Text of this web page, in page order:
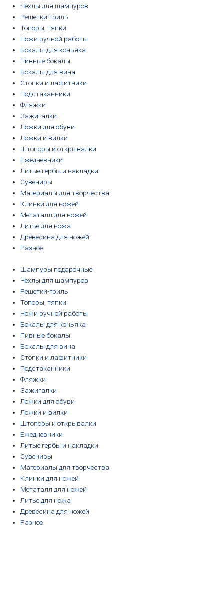
Чехлы для шампуров
Решетки-гриль
Топоры, тяпки
Ножи ручной работы
Бокалы для коньяка
Пивные бокалы
Бокалы для вина
Стопки и лафитники
Подстаканники
Фляжки
Зажигалки
Ложки для обуви
Ложки и вилки
Штопоры и открывалки
Ежедневники
Литые гербы и накладки
Сувениры
Материалы для творчества
Клинки для ножей
Метаталл для ножей
Литье для ножа
Древесина для ножей
Разное
Шампуры подарочные
Чехлы для шампуров
Решетки-гриль
Топоры, тяпки
Ножи ручной работы
Бокалы для коньяка
Пивные бокалы
Бокалы для вина
Стопки и лафитники
Подстаканники
Фляжки
Зажигалки
Ложки для обуви
Ложки и вилки
Штопоры и открывалки
Ежедневники
Литые гербы и накладки
Сувениры
Материалы для творчества
Клинки для ножей
Метаталл для ножей
Литье для ножа
Древесина для ножей
Разное